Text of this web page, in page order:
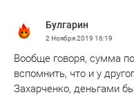
Булгарин
2 Ноября 2019 16:19
Вообще говоря, сумма
вспомнить, что и у
Захарченко, деньгами